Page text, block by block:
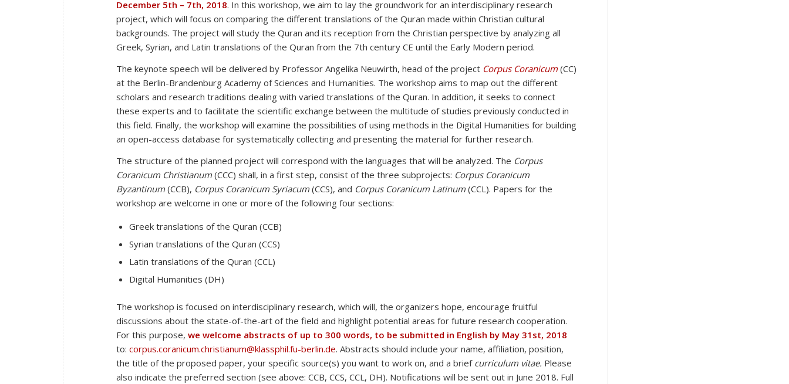
December 5th – 7th, 2018. In this workshop, we aim to lay the groundwork for an interdisciplinary research
project, which will focus on comparing the different translations of the Quran made within Christian cultural
backgrounds. The project will study the Quran and its reception from the Christian perspective by analyzing all
Greek, Syrian, and Latin translations of the Quran from the 7th century CE until the Early Modern period.
The keynote speech will be delivered by Professor Angelika Neuwirth, head of the project Corpus Coranicum(CC)
at the Berlin-Brandenburg Academy of Sciences and Humanities. The workshop aims to map out the different
scholars and research traditions dealing with varied translations of the Quran. In addition, it seeks to connect
these experts and to facilitate the scientific exchange between the multitude of studies previously conducted in
this field. Finally, the workshop will examine the possibilities of using methods in the Digital Humanities for building
an open-access database for systematically collecting and presenting the material for further research.
The structure of the planned project will correspond with the languages that will be analyzed. The Corpus
Coranicum Christianum (CCC) shall, in a first step, consist of the three subprojects: Corpus Coranicum
Byzantinum (CCB), Corpus Coranicum Syriacum (CCS), and Corpus Coranicum Latinum (CCL). Papers for the
workshop are welcome in one or more of the following four sections:
Greek translations of the Quran (CCB)
Syrian translations of the Quran (CCS)
Latin translations of the Quran (CCL)
Digital Humanities (DH)
The workshop is focused on interdisciplinary research, which will, the organizers hope, encourage fruitful
discussions about the state-of-the-art of the field and highlight potential areas for future research cooperation.
For this purpose, we welcome abstracts of up to 300 words, to be submitted in English by May 31st, 2018
to: corpus.coranicum.christianum@klassphil.fu-berlin.de. Abstracts should include your name, affiliation, position,
the title of the proposed paper, your specific source(s) you want to work on, and a brief curriculum vitae. Please
also indicate the preferred section (see above: CCB, CCS, CCL, DH). Notifications will be sent out in June 2018. Full